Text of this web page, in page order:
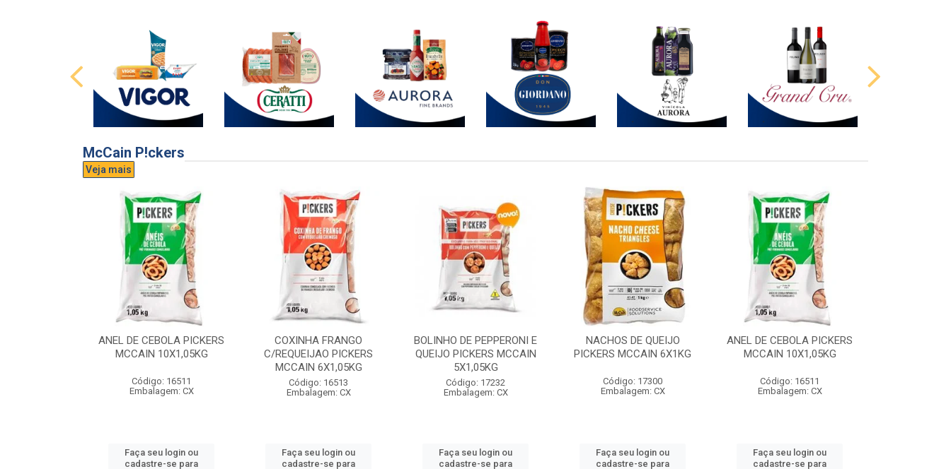
McCain P!ckers
Veja mais
ANEL DE CEBOLA PICKERS
MCCAIN 10X1,05KG
Código: 16511
Embalagem: CX
Faça seu login ou
cadastre-se para
COXINHA FRANGO
C/REQUEIJAO PICKERS
MCCAIN 6X1,05KG
Código: 16513
Embalagem: CX
Faça seu login ou
cadastre-se para
BOLINHO DE PEPPERONI E
QUEIJO PICKERS MCCAIN
5X1,05KG
Código: 17232
Embalagem: CX
Faça seu login ou
cadastre-se para
NACHOS DE QUEIJO
PICKERS MCCAIN 6X1KG
Código: 17300
Embalagem: CX
Faça seu login ou
cadastre-se para
ANEL DE CEBOLA PICKERS
MCCAIN 10X1,05KG
Código: 16511
Embalagem: CX
Faça seu login ou
cadastre-se para